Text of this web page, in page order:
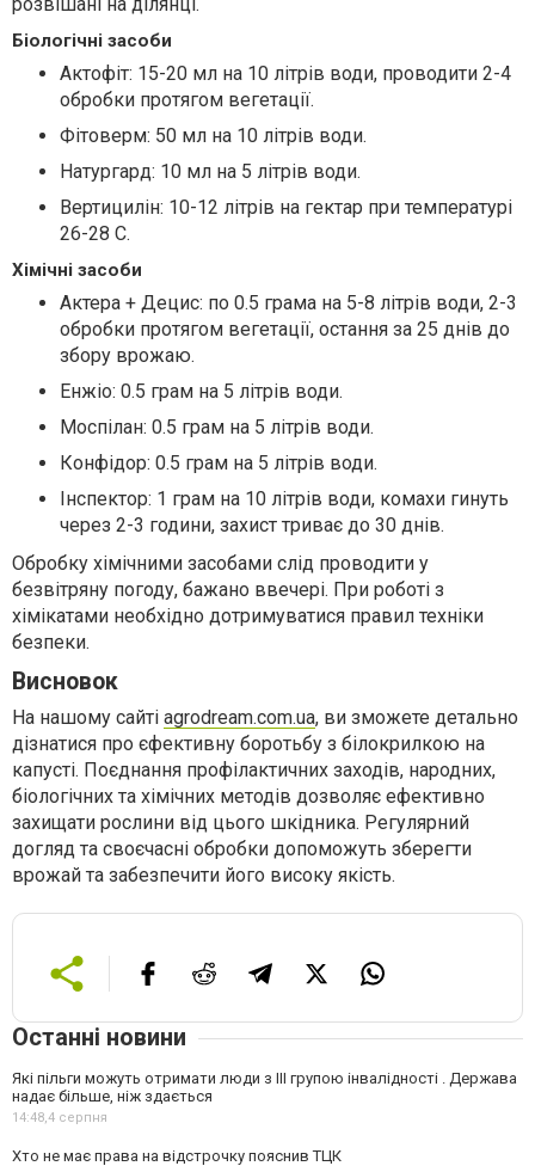
Біологічні засоби
Актофіт: 15-20 мл на 10 літрів води, проводити 2-4
обробки протягом вегетації.
Фітоверм: 50 мл на 10 літрів води.
Натургард: 10 мл на 5 літрів води.
Вертицилін: 10-12 літрів на гектар при температурі
26-28 С.
Хімічні засоби
Актера + Децис: по 0.5 грама на 5-8 літрів води, 2-3
обробки протягом вегетації, остання за 25 днів до
збору врожаю.
Енжіо: 0.5 грам на 5 літрів води.
Моспілан: 0.5 грам на 5 літрів води.
Конфідор: 0.5 грам на 5 літрів води.
Інспектор: 1 грам на 10 літрів води, комахи гинуть
через 2-3 години, захист триває до 30 днів.
Обробку хімічними засобами слід проводити у
безвітряну погоду, бажано ввечері. При роботі з
хімікатами необхідно дотримуватися правил техніки
безпеки.
Висновок
На нашому сайті agrodream.com.ua, ви зможете детально
дізнатися про єфективну боротьбу з білокрилкою на
капусті. Поєднання профілактичних заходів, народних,
біологічних та хімічних методів дозволяє ефективно
захищати рослини від цього шкідника. Регулярний
догляд та своєчасні обробки допоможуть зберегти
врожай та забезпечити його високу якість.
Останні новини
Які пільги можуть отримати люди з III групою інвалідності . Держава
надає більше, ніж здається
14:48,4 серпня
Хто не має права на відстрочку пояснив ТЦК